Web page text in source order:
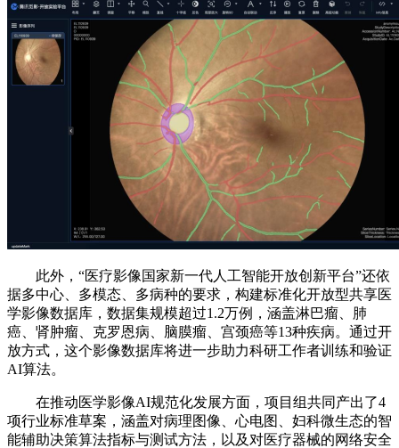
此外，“医疗影像国家新一代人工智能开放创新平台”还依
据多中心、多模态、多病种的要求，构建标准化开放型共享医
学影像数据库，数据集规模超过1.2万例，涵盖淋巴瘤、肺
癌、肾肿瘤、克罗恩病、脑膜瘤、宫颈癌等13种疾病。通过开
放方式，这个影像数据库将进一步助力科研工作者训练和验证
AI算法。
在推动医学影像AI规范化发展方面，项目组共同产出了4
项行业标准草案，涵盖对病理图像、心电图、妇科微生态的智
能辅助决策算法指标与测试方法，以及对医疗器械的网络安全